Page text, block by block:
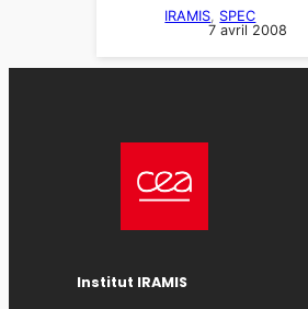
IRAMIS SPEC
7 avril 2008
Institut IRAMIS